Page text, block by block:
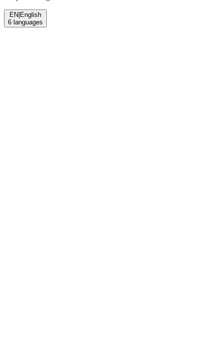
EN English
6 languages